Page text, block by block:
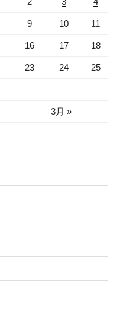
3月 »
9 10 11
16 17 18
23 24 25